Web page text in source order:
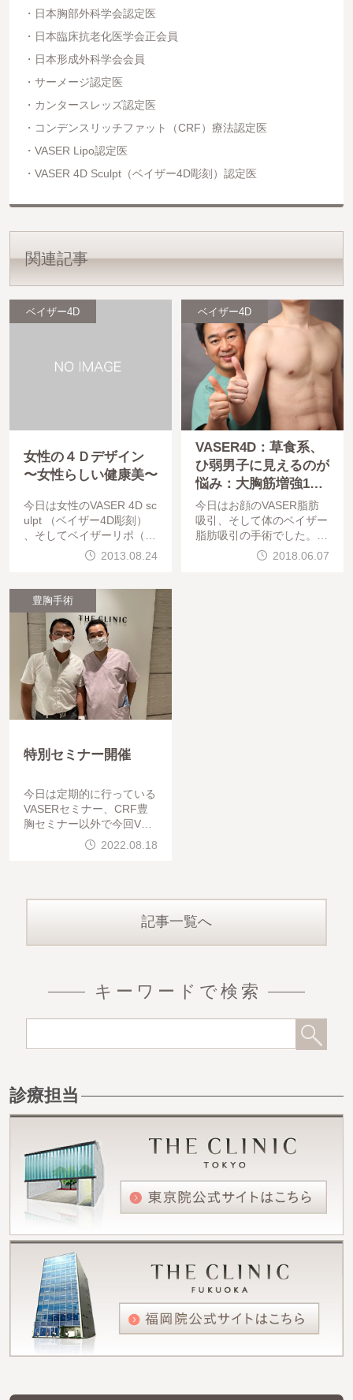
日本胸部外科学会認定医
日本臨床抗老化医学会正会員
日本形成外科学会会員
サーメージ認定医
カンタースレッズ認定医
コンデンスリッチファット（CRF）療法認定医
VASER Lipo認定医
VASER 4D Sculpt（ベイザー4D彫刻）認定医
関連記事
ベイザー4D
女性の４Ｄデザイン
〜女性らしい健康美〜
今日は女性のVASER 4D sc
ulpt （ベイザー4D彫刻）
、そしてベイザーリポ（ベ
イザー脂肪吸引）の手術で
た。さて、４Ｄって何でし
ょうか？
2013.08.24
ベイザー4D
VASER4D：草食系、
ひ弱男子に見えるのが
悩み：大胸筋増強1か
月後
今日はお顔のVASER脂肪
吸引、そして体のベイザー
脂肪吸引の手術でした。手
術は問題なく終わっていま
2018.06.07
豊胸手術
特別セミナー開催
今日は定期的に行っている
VASERセミナー、CRF豊
胸セミナー以外で今回VAS
ERを導入なさる先生が手
技を磨きたいという事で、
ERの扱い以外に
2022.08.18
記事一覧へ
キーワードで検索
診療担当